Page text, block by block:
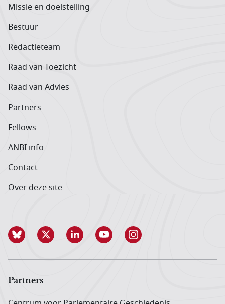
Missie en doelstelling
Bestuur
Redactieteam
Raad van Toezicht
Raad van Advies
Partners
Fellows
ANBI info
Contact
Over deze site
Partners